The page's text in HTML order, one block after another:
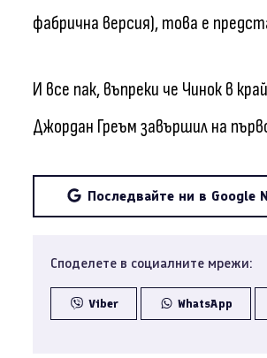
фабрична версия), това е
И все пак, въпреки че Чинок в
Джордан Греъм завършил на
Последвайте ни в Google
Споделете в социалните мрежи:
Viber WhatsApp